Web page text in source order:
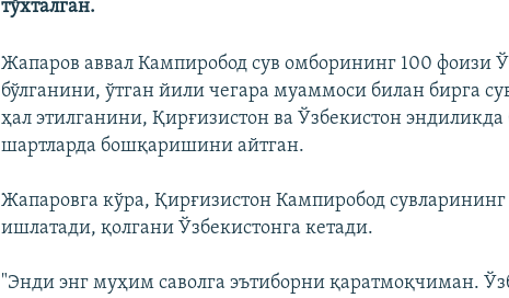
тўхталган.
Жапаров аввал Кампиробод сув омборининг 100 фоизи
бўлганини, ўтган йили чегара муаммоси билан бирга
ҳал этилганини, Қирғизистон ва Ўзбекистон эндиликда
шартларда бошқаришини айтган.
Жапаровга кўра, Қирғизистон Кампиробод
ишлатади, қолгани Ўзбекистонга кетади.
"Энди энг муҳим саволга эътиборни қаратмоқчиман.